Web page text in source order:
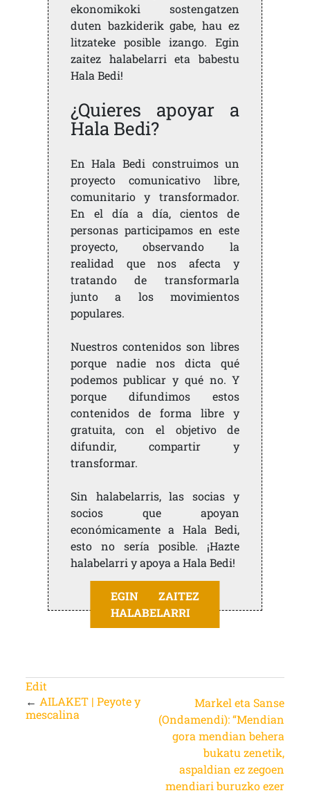
ekonomikoki sostengatzen
duten bazkiderik gabe, hau ez
litzateke posible izango. Egin
zaitez halabelarri eta babestu
Hala Bedi!
¿Quieres apoyar a
Hala Bedi?
En Hala Bedi construimos un
proyecto comunicativo libre,
comunitario y transformador.
En el día a día, cientos de
personas participamos en este
proyecto, observando la
realidad que nos afecta y
tratando de transformarla
junto a los movimientos
populares.
Nuestros contenidos son libres
porque nadie nos dicta qué
podemos publicar y qué no. Y
porque difundimos estos
contenidos de forma libre y
gratuita, con el objetivo de
difundir, compartir y
transformar.
Sin halabelarris, las socias y
socios que apoyan
económicamente a Hala Bedi,
esto no sería posible. ¡Hazte
halabelarri y apoya a Hala Bedi!
EGIN ZAITEZ
HALABELARRI
Edit
← AILAKET | Peyote y
mescalina
Markel eta Sanse
(Ondamendi): “Mendian
gora mendian behera
bukatu zenetik,
aspaldian ez zegoen
mendiari buruzko ezer